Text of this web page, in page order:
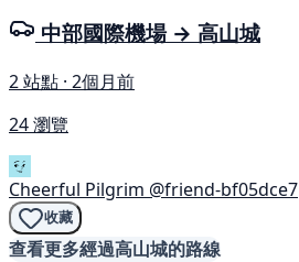
中部國際機場 → 高山城
2 站點 · 2個月前
24 瀏覽
Cheerful Pilgrim @friend-bf05dce7
收藏
查看更多經過高山城的路線